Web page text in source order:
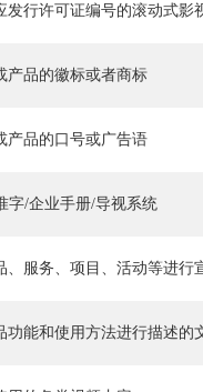
发行许可证编号的滚动式影
产品的徽标或者商标
产品的口号或广告语
字/企业手册/导视系统
、服务、项目、活动等进行
功能和使用方法进行描述的